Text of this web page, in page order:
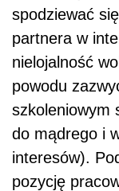
spodziewać
partnera w
nielojalność
powodu
szkoleniowym
do mądrego i
interesów).
pozycję